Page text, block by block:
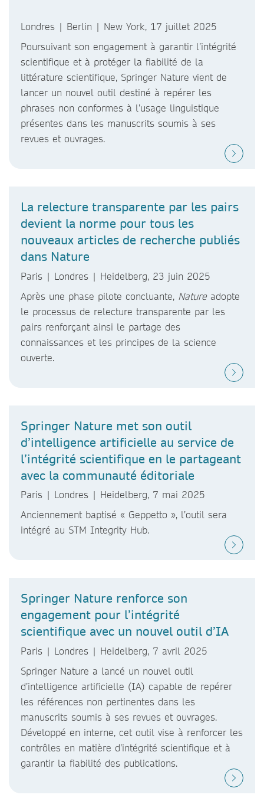
Londres | Berlin | New York, 17 juillet 2025
Poursuivant son engagement à garantir l’intégrité
scientifique et à protéger la fiabilité de la
littérature scientifique, Springer Nature vient de
lancer un nouvel outil destiné à repérer les
phrases non conformes à l’usage linguistique
présentes dans les manuscrits soumis à ses
revues et ouvrages.
La relecture transparente par les pairs
devient la norme pour tous les
nouveaux articles de recherche publiés
dans Nature
Paris | Londres | Heidelberg, 23 juin 2025
Après une phase pilote concluante, Nature adopte
le processus de relecture transparente par les
pairs renforçant ainsi le partage des
connaissances et les principes de la science
ouverte.
Springer Nature met son outil
d’intelligence artificielle au service de
l’intégrité scientifique en le partageant
avec la communauté éditoriale
Paris | Londres | Heidelberg, 7 mai 2025
Anciennement baptisé « Geppetto », l’outil sera
intégré au STM Integrity Hub.
Springer Nature renforce son
engagement pour l’intégrité
scientifique avec un nouvel outil d’IA
Paris | Londres | Heidelberg, 7 avril 2025
Springer Nature a lancé un nouvel outil
d’intelligence artificielle (IA) capable de repérer
les références non pertinentes dans les
manuscrits soumis à ses revues et ouvrages.
Développé en interne, cet outil vise à renforcer les
contrôles en matière d’intégrité scientifique et à
garantir la fiabilité des publications.